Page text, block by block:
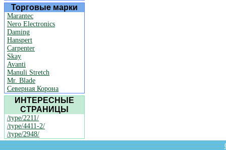
Торговые марки
Marantec
Nero Electronics
Daming
Hanspert
Carpenter
Skay
Avanti
Manuli Stretch
Mr. Blade
Северная Корона
ИНТЕРЕСНЫЕ
СТРАНИЦЫ
/type/2211/
/type/4411-2/
/type/2948/